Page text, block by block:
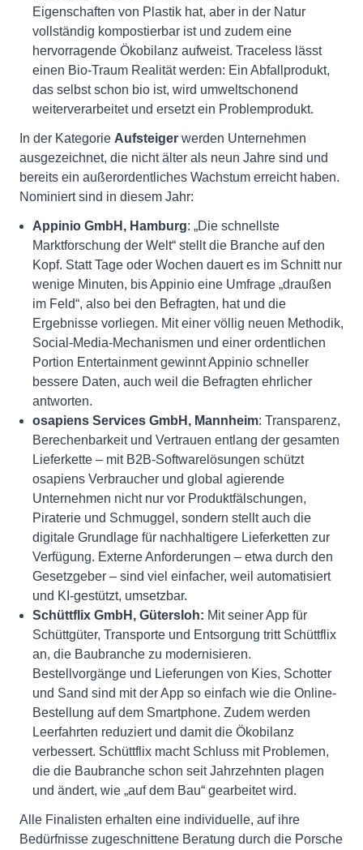
Eigenschaften von Plastik hat, aber in der Natur
vollständig kompostierbar ist und zudem eine
hervorragende Ökobilanz aufweist. Traceless lässt
einen Bio-Traum Realität werden: Ein Abfallprodukt,
das selbst schon bio ist, wird umweltschonend
weiterverarbeitet und ersetzt ein Problemprodukt.
In der Kategorie Aufsteiger werden Unternehmen
ausgezeichnet, die nicht älter als neun Jahre sind und
bereits ein außerordentliches Wachstum erreicht haben.
Nominiert sind in diesem Jahr:
Appinio GmbH, Hamburg: „Die schnellste
Marktforschung der Welt“ stellt die Branche auf den
Kopf. Statt Tage oder Wochen dauert es im Schnitt nur
wenige Minuten, bis Appinio eine Umfrage „draußen
im Feld“, also bei den Befragten, hat und die
Ergebnisse vorliegen. Mit einer völlig neuen Methodik,
Social-Media-Mechanismen und einer ordentlichen
Portion Entertainment gewinnt Appinio schneller
bessere Daten, auch weil die Befragten ehrlicher
antworten.
osapiens Services GmbH, Mannheim: Transparenz,
Berechenbarkeit und Vertrauen entlang der gesamten
Lieferkette – mit B2B-Softwarelösungen schützt
osapiens Verbraucher und global agierende
Unternehmen nicht nur vor Produktfälschungen,
Piraterie und Schmuggel, sondern stellt auch die
digitale Grundlage für nachhaltigere Lieferketten zur
Verfügung. Externe Anforderungen – etwa durch den
Gesetzgeber – sind viel einfacher, weil automatisiert
und KI-gestützt, umsetzbar.
Schüttflix GmbH, Gütersloh: Mit seiner App für
Schüttgüter, Transporte und Entsorgung tritt Schüttflix
an, die Baubranche zu modernisieren.
Bestellvorgänge und Lieferungen von Kies, Schotter
und Sand sind mit der App so einfach wie die Online-
Bestellung auf dem Smartphone. Zudem werden
Leerfahrten reduziert und damit die Ökobilanz
verbessert. Schüttflix macht Schluss mit Problemen,
die die Baubranche schon seit Jahrzehnten plagen
und ändert, wie „auf dem Bau“ gearbeitet wird.
Alle Finalisten erhalten eine individuelle, auf ihre
Bedürfnisse zugeschnittene Beratung durch die Porsche